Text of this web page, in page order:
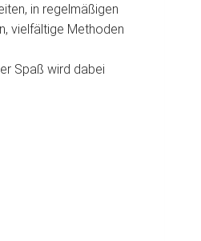
in regelmäßigen
vielfältige Methoden
Spaß wird dabei